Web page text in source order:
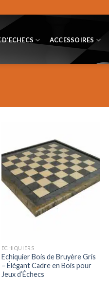
D’ECHECS ACCESSOIRES
ECHIQUIERS
Echiquier Bois de Bruyère Gris
– Élégant Cadre en Bois pour
Jeux d’Échecs